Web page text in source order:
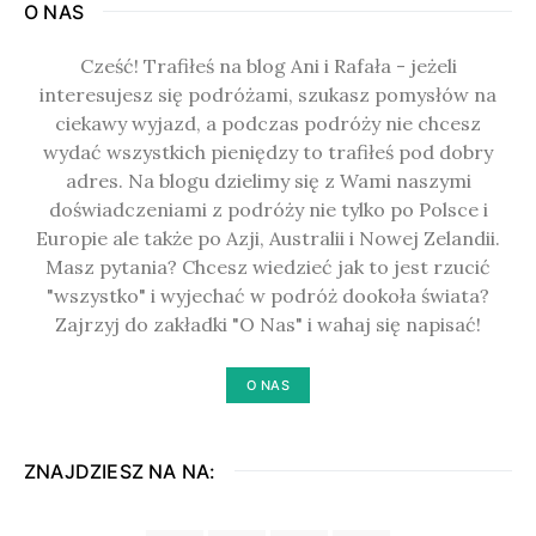
O NAS
Cześć! Trafiłeś na blog Ani i Rafała - jeżeli
interesujesz się podróżami, szukasz pomysłów na
ciekawy wyjazd, a podczas podróży nie chcesz
wydać wszystkich pieniędzy to trafiłeś pod dobry
adres. Na blogu dzielimy się z Wami naszymi
doświadczeniami z podróży nie tylko po Polsce i
Europie ale także po Azji, Australii i Nowej Zelandii.
Masz pytania? Chcesz wiedzieć jak to jest rzucić
"wszystko" i wyjechać w podróż dookoła świata?
Zajrzyj do zakładki "O Nas" i wahaj się napisać!
O NAS
ZNAJDZIESZ NA NA: